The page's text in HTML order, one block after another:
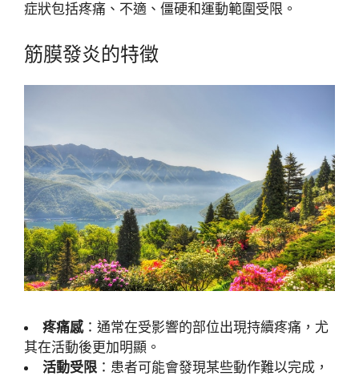
症狀包括疼痛、不適、僵硬和運動範圍受限。
筋膜發炎的特徵
疼痛感：通常在受影響的部位出現持續疼痛，尤
其在活動後更加明顯。
活動受限 ：患者可能會發現某些動作難以完成，